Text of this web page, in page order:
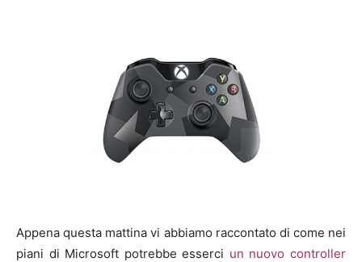
Appena questa mattina vi abbiamo raccontato di come nei
piani di Microsoft potrebbe esserci un nuovo controller